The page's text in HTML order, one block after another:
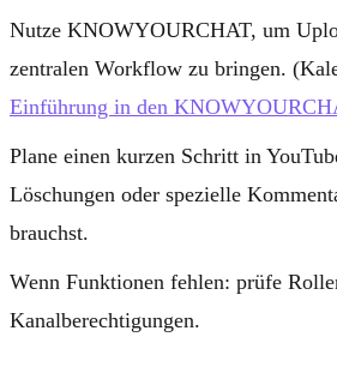
Nutze KNOWYOURCHAT, um
zentralen Workflow zu bringen.
Einführung in den
Plane einen kurzen Schritt in
Löschungen oder spezielle
brauchst.
Wenn Funktionen fehlen: prüfe
Kanalberechtigungen.